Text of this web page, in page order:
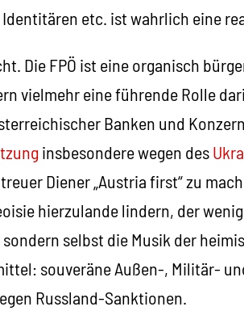
etc. ist wahrlich eine
Die FPÖ ist eine organisch
vielmehr eine führende Rolle
Banken und
insbesondere wegen des
Diener „Austria first“ zu
hierzulande lindern, der
selbst die Musik der
souveräne Außen-, Militär-
Russland-Sanktionen.